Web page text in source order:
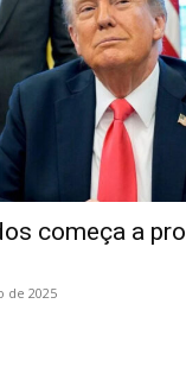
começa a
de 2025